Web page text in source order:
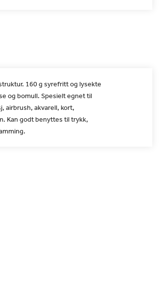
160 g syrefritt og lysekte
og bomull. Spesielt egnet til
airbrush, akvarell, kort,
Kan godt benyttes til trykk,